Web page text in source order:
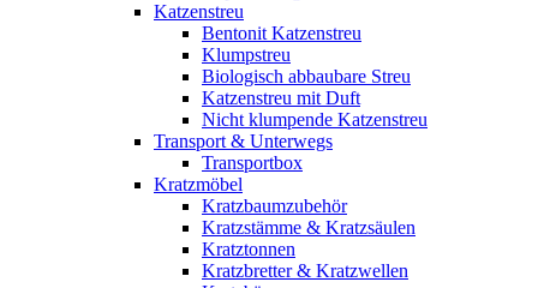
Katzenstreu
Bentonit Katzenstreu
Klumpstreu
Biologisch abbaubare Streu
Katzenstreu mit Duft
Nicht klumpende Katzenstreu
Transport & Unterwegs
Transportbox
Kratzmöbel
Kratzbaumzubehör
Kratzstämme & Kratzsäulen
Kratztonnen
Kratzbretter & Kratzwellen